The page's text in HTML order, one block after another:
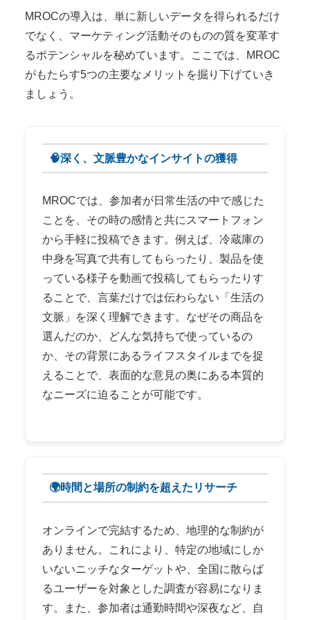
MROCの導入は、単に新しいデータを得られるだけ
でなく、マーケティング活動そのものの質を変革す
るポテンシャルを秘めています。ここでは、MROC
がもたらす5つの主要なメリットを掘り下げていき
ましょう。
🧠深く、文脈豊かなインサイトの獲得
MROCでは、参加者が日常生活の中で感じた
ことを、その時の感情と共にスマートフォン
から手軽に投稿できます。例えば、冷蔵庫の
中身を写真で共有してもらったり、製品を使
っている様子を動画で投稿してもらったりす
ることで、言葉だけでは伝わらない「生活の
文脈」を深く理解できます。なぜその商品を
選んだのか、どんな気持ちで使っているの
か、その背景にあるライフスタイルまでを捉
えることで、表面的な意見の奥にある本質的
なニーズに迫ることが可能です。
🌍時間と場所の制約を超えたリサーチ
オンラインで完結するため、地理的な制約が
ありません。これにより、特定の地域にしか
いないニッチなターゲットや、全国に散らば
るユーザーを対象とした調査が容易になりま
す。また、参加者は通勤時間や深夜など、自